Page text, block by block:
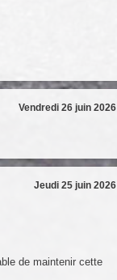
Vendredi 26 juin 2026
Jeudi 25 juin 2026
de maintenir cette